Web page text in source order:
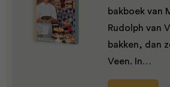
bakboek van
Rudolph van
bakken, dan
Veen. In…